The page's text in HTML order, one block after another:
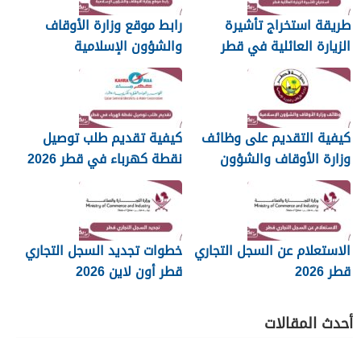
طريقة استخراج تأشيرة
الزيارة العائلية في قطر
2026
رابط موقع وزارة الأوقاف
والشؤون الإسلامية
islam.gov.qa
كيفية التقديم على وظائف
وزارة الأوقاف والشؤون
الإسلامية قطر 2026
كيفية تقديم طلب توصيل
نقطة كهرباء في قطر 2026
الاستعلام عن السجل التجاري
قطر 2026
خطوات تجديد السجل التجاري
قطر أون لاين 2026
أحدث المقالات